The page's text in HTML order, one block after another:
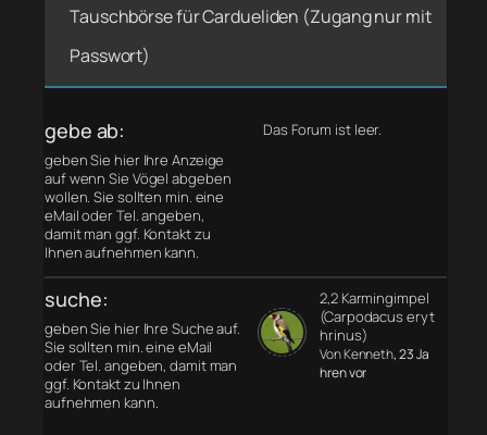
Tauschbörse für Cardueliden (Zugang nur mit
Passwort)
gebe ab:
geben Sie hier Ihre Anzeige
auf wenn Sie Vögel abgeben
wollen. Sie sollten min. eine
eMail oder Tel. angeben,
damit man ggf. Kontakt zu
Ihnen aufnehmen kann.
Das Forum ist leer.
suche:
geben Sie hier Ihre Suche auf.
Sie sollten min. eine eMail
oder Tel. angeben, damit man
ggf. Kontakt zu Ihnen
aufnehmen kann.
2,2 Karmingimpel
(Carpodacus eryt
hrinus)
Von Kenneth, 23 Ja
hren vor